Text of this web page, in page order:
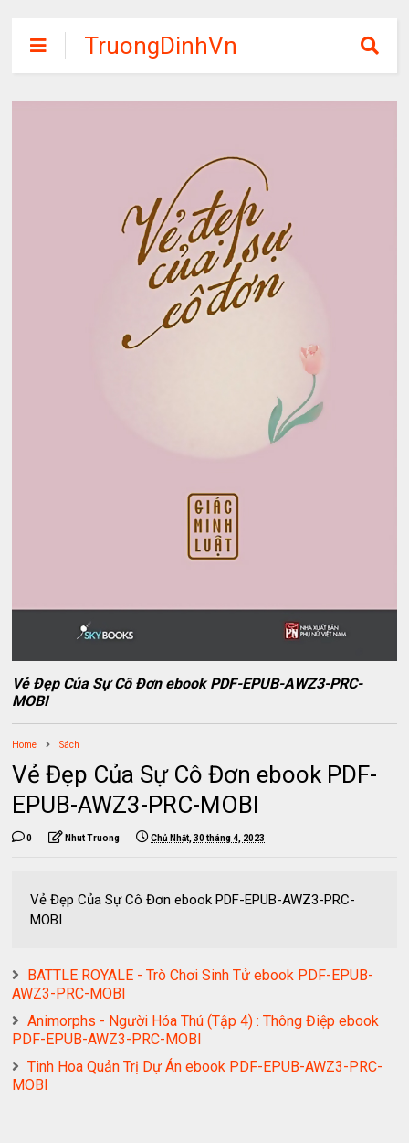
TruongDinhVn
Chia sẽ ebook,
các khóa học,
tập miễn phí
Vẻ Đẹp Của Sự Cô Đơn ebook PDF-EPUB-AWZ3-PRC-
MOBI
Home Sách
Vẻ Đẹp Của Sự Cô Đơn ebook PDF-
EPUB-AWZ3-PRC-MOBI
0 Nhut Truong Chủ Nhật, 30 tháng 4, 2023
Vẻ Đẹp Của Sự Cô Đơn ebook PDF-EPUB-AWZ3-PRC-
MOBI
BATTLE ROYALE - Trò Chơi Sinh Tử ebook PDF-EPUB-
AWZ3-PRC-MOBI
Animorphs - Người Hóa Thú (Tập 4) : Thông Điệp ebook
PDF-EPUB-AWZ3-PRC-MOBI
Tinh Hoa Quản Trị Dự Án ebook PDF-EPUB-AWZ3-PRC-
MOBI